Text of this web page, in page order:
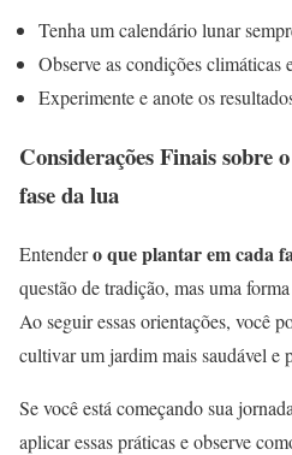
Tenha um calendário lunar
Observe as condições climáticas
Experimente e anote os
Considerações Finais sobre
fase da lua
Entendero que plantar em cada
questão de tradição, mas uma
Ao seguir essas orientações, você
cultivar um jardim mais saudável e
Se você está começando sua
aplicar essas práticas e observe